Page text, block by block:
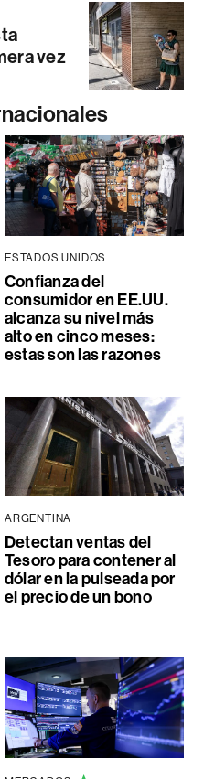
vez
ESTADOS UNIDOS
Confianza del
consumidor en EE.UU.
alcanza su nivel más
alto en cinco meses:
estas son las razones
ARGENTINA
Detectan ventas del
Tesoro para contener al
dólar en la pulseada por
el precio de un bono